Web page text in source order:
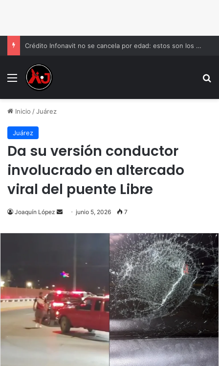
Crédito Infonavit no se cancela por edad: estos son los límites de pago
Menu
Inicio /Juárez
Juárez
Da su versión conductor
involucrado en altercado
viral del puente Libre
Joaquín López
Send
email
junio 5, 2026 7